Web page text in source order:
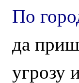
По
да
угрозу